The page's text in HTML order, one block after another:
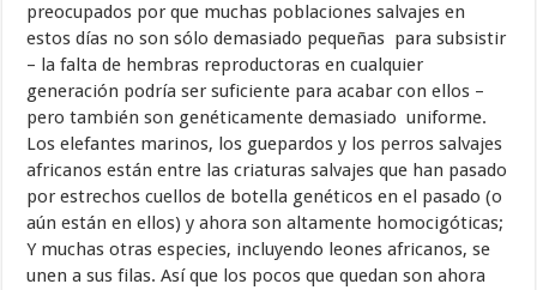
preocupados por que muchas poblaciones salvajes en
estos días no son sólo demasiado pequeñas para subsistir
– la falta de hembras reproductoras en cualquier
generación podría ser suficiente para acabar con ellos –
pero también son genéticamente demasiado uniforme.
Los elefantes marinos, los guepardos y los perros salvajes
africanos están entre las criaturas salvajes que han pasado
por estrechos cuellos de botella genéticos en el pasado (o
aún están en ellos) y ahora son altamente homocigóticas;
Y muchas otras especies, incluyendo leones africanos, se
unen a sus filas. Así que los pocos que quedan son ahora